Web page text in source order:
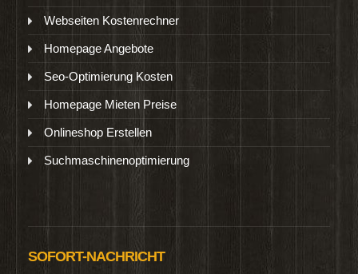
Webseiten Kostenrechner
Homepage Angebote
Seo-Optimierung Kosten
Homepage Mieten Preise
Onlineshop Erstellen
Suchmaschinenoptimierung
SOFORT-NACHRICHT